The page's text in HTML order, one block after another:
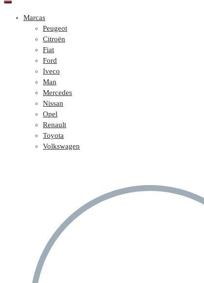
Marcas
Peugeot
Citroën
Fiat
Ford
Iveco
Man
Mercedes
Nissan
Opel
Renault
Toyota
Volkswagen